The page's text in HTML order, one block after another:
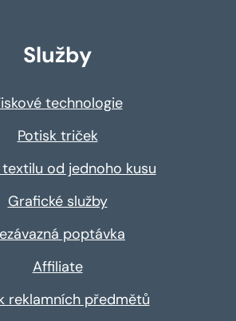
Služby
technologie
Potisk triček
textilu od jednoho kusu
Grafické služby
poptávka
Affiliate
reklamních předmětů